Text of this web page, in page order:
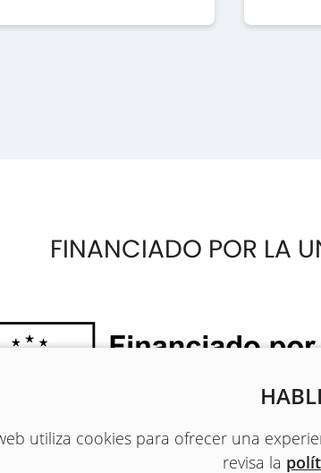
utiliza cookies para ofrecer una
revisa la
FINANCIADO POR LA